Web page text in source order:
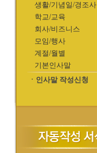
생활/기념일/경조사
학교/교육
회사/비즈니스
모임/행사
계절/월별
기본인사말
ㆍ인사말 작성신청